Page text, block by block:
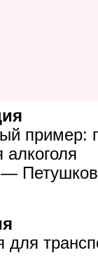
пример:
алкоголя
для